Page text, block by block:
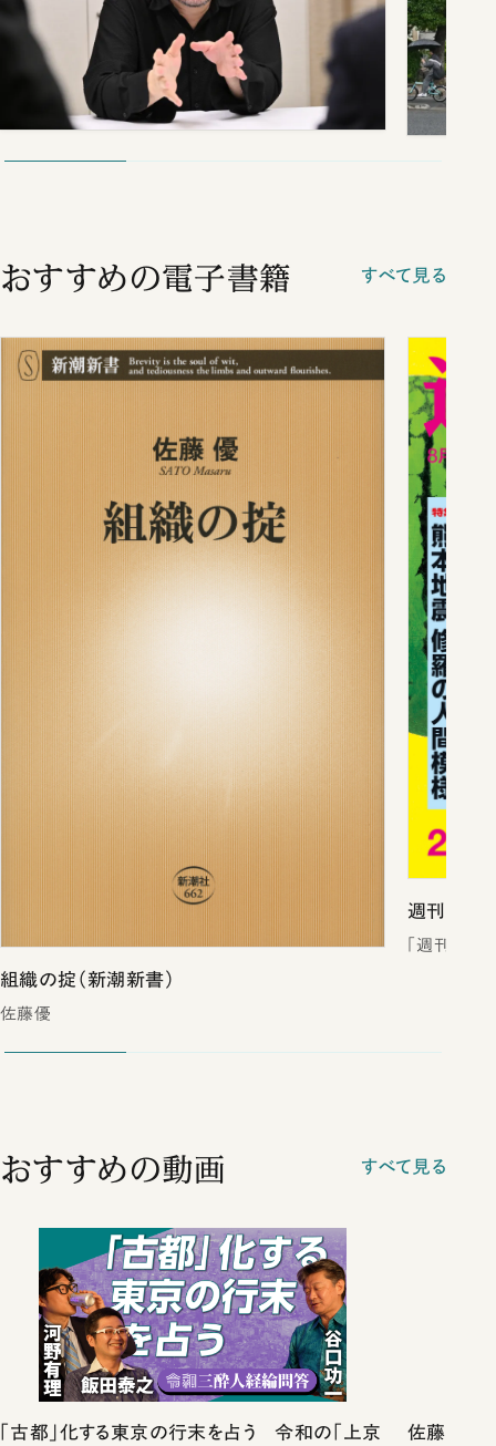
おすすめの電子書籍 すべて見る
組織の掟（新潮新書）
佐藤優
週刊新潮
「週刊新潮
おすすめの動画 すべて見る
「古都」化する東京の行末を占う 令和の「上京
佐藤優vs